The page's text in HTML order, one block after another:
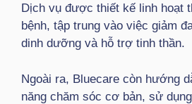
Dịch vụ được thiết kế linh hoạt
bệnh, tập trung vào việc giảm
dinh dưỡng và hỗ trợ tinh thần.
Ngoài ra, Bluecare còn hướng
năng chăm sóc cơ bản, sử